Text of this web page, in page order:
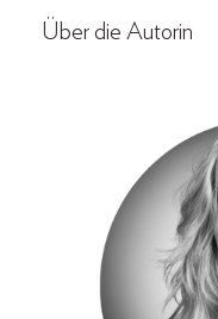
Über die Autorin